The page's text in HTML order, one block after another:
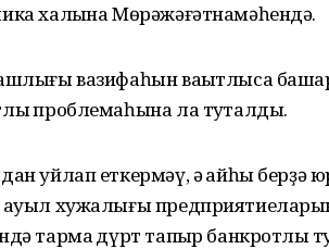
халҡына Мөрәжәғәтнамәһендә.
вазифаһын ваҡытлыса
проблемаһына ла туҡталды.
уйлап еткермәү, ә ҡайһы берҙә
ауыл хужалығы
тармаҡ дүрт тапҡыр банкротлыҡ